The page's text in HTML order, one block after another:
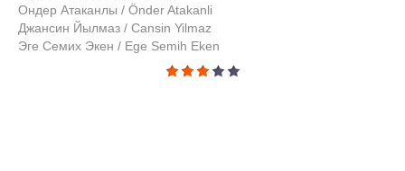
Ондер Атаканлы / Önder Atakanli
Джансин Йылмаз / Cansin Yilmaz
Эге Семих Экен / Ege Semih Eken